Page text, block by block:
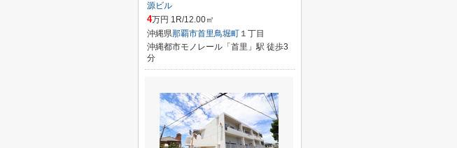
源ビル
4万円 1R/12.00㎡
沖縄県那覇市首里鳥堀町 １丁目
沖縄都市モノレール「首里」駅 徒歩3
分